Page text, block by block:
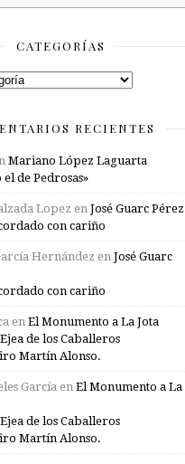
CATEGORÍAS
RECIENTES
Mariano López Laguarta
de Pedrosas»
Lopez en José Guarc Pérez
con cariño
Hernández en José Guarc
con cariño
en El Monumento a La Jota
de los Caballeros
Martín Alonso.
García en El Monumento a La
de los Caballeros
Martín Alonso.